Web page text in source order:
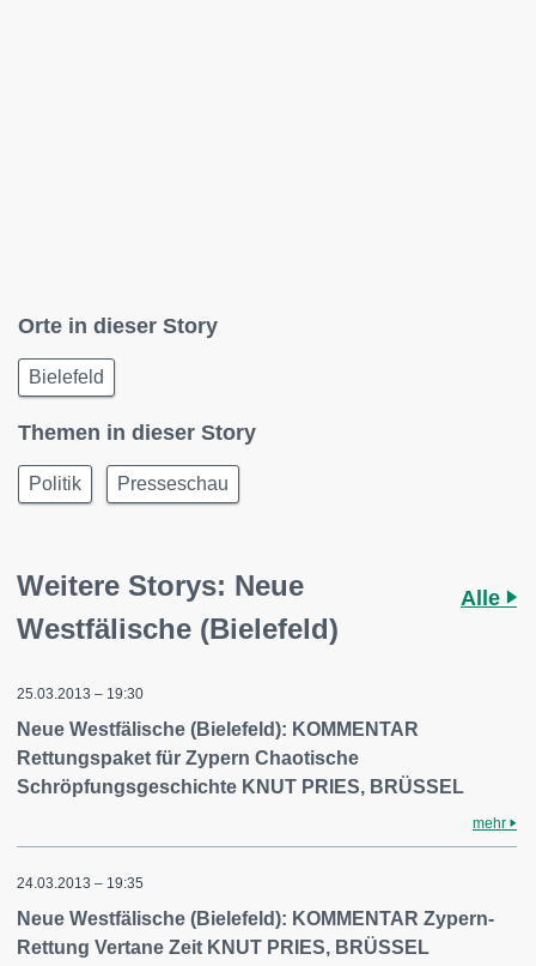
Orte in dieser Story
Bielefeld
Themen in dieser Story
Politik Presseschau
Weitere Storys: Neue
Westfälische (Bielefeld)
Alle
25.03.2013 – 19:30
Neue Westfälische (Bielefeld): KOMMENTAR
Rettungspaket für Zypern Chaotische
Schröpfungsgeschichte KNUT PRIES, BRÜSSEL
mehr
24.03.2013 – 19:35
Neue Westfälische (Bielefeld): KOMMENTAR Zypern-
Rettung Vertane Zeit KNUT PRIES, BRÜSSEL